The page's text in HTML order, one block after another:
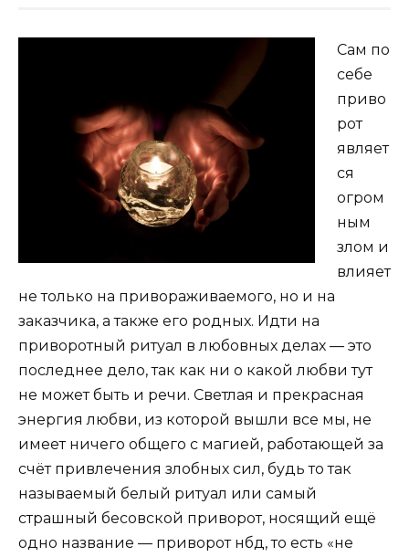
Сам по
себе
приво
рот
являет
ся
огром
ным
злом и
влияет
не только на привораживаемого, но и на
заказчика, а также его родных. Идти на
приворотный ритуал в любовных делах — это
последнее дело, так как ни о какой любви тут
не может быть и речи. Светлая и прекрасная
энергия любви, из которой вышли все мы, не
имеет ничего общего с магией, работающей за
счёт привлечения злобных сил, будь то так
называемый белый ритуал или самый
страшный бесовской приворот, носящий ещё
одно название — приворот нбд, то есть «не